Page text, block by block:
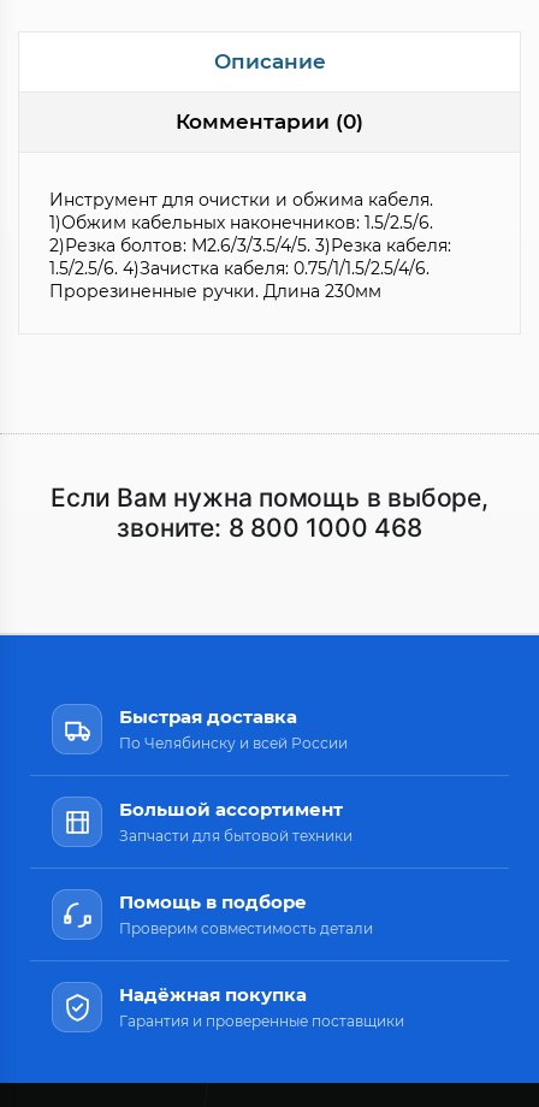
Описание
Комментарии (0)
Инструмент для очистки и обжима кабеля.
1)Обжим кабельных наконечников: 1.5/2.5/6.
2)Резка болтов: М2.6/3/3.5/4/5. 3)Резка кабеля:
1.5/2.5/6. 4)Зачистка кабеля: 0.75/1/1.5/2.5/4/6.
Прорезиненные ручки. Длина 230мм
Если Вам нужна помощь в выборе,
звоните: 8 800 1000 468
Быстрая доставка
По Челябинску и всей России
Большой ассортимент
Запчасти для бытовой техники
Помощь в подборе
Проверим совместимость детали
Надёжная покупка
Гарантия и проверенные поставщики